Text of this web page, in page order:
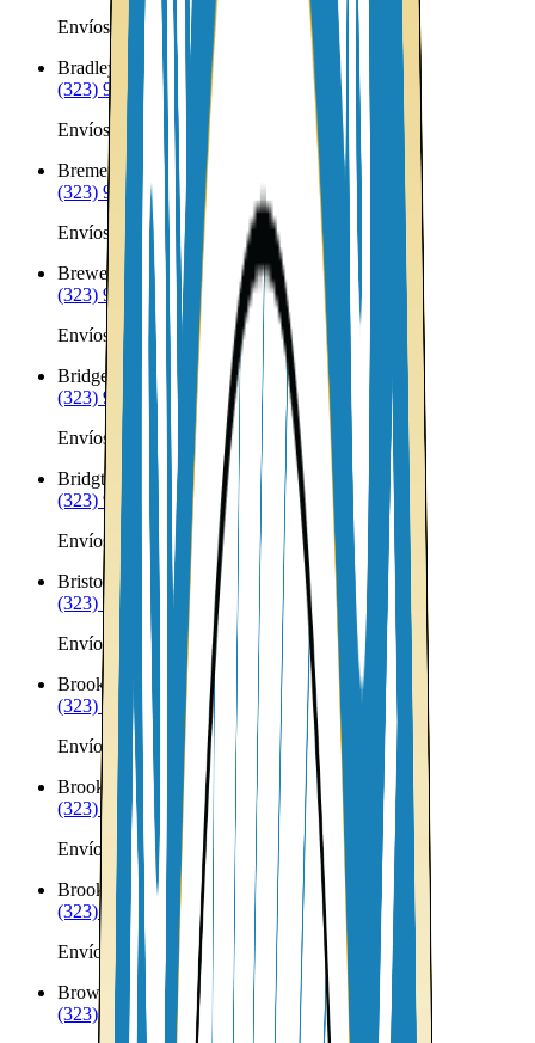
Envíos a Nicaragua desde Bradford
Bradley
(323) 953-8100
Envíos a Nicaragua desde Bradley
Bremen
ME
(323) 953-8100
Envíos a Nicaragua desde Bremen
Brewer
ME
(323) 953-8100
Envíos a Nicaragua desde Brewer
Bridgewater
ME
(323) 953-8100
Envíos a Nicaragua desde Bridgewater
Bridgton
(323) 953-8100
Envíos a Nicaragua desde Bridgton
Bristol
ME
(323) 953-8100
Envíos a Nicaragua desde Bristol
Brooklin
(323) 953-8100
Envíos a Nicaragua desde Brooklin
Brooks
ME
(323) 953-8100
Envíos a Nicaragua desde Brooks
Brooksville
ME
(323) 953-8100
Envíos a Nicaragua desde Brooksville
Brownfield
ME
(323) 953-8100